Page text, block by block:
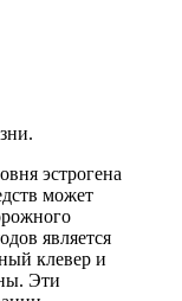
эстрогена
может
является
клевер и
Эти